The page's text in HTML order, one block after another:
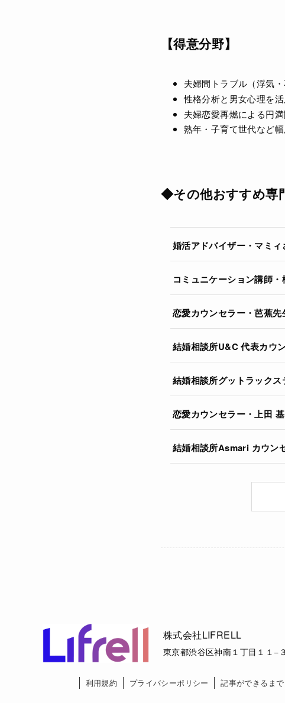
【得意分野】
夫婦間トラブル（浮気
性格分析と男女心理を
夫婦恋愛再燃による円
熟年・子育て世代など
◆その他おすすめ専
婚活アドバイザー・マミィ
コミュニケーション講師
恋愛カウンセラー・芭蕉先
結婚相談所U&C 代表カウ
結婚相談所グットラック
恋愛カウンセラー・上田
結婚相談所Asmari カウン
株式会社LIFRELL
東京都渋谷区神南１丁目１１−
利用規約 プライバシーポリシー 記事ができるまで